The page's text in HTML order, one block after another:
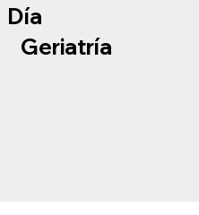
Día
Geriatría